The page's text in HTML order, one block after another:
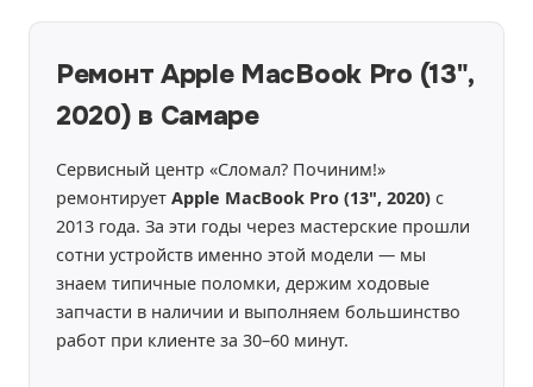
Ремонт Apple MacBook Pro (13",
2020) в Самаре
Сервисный центр «Сломал? Починим!»
ремонтирует Apple MacBook Pro (13", 2020) с
2013 года. За эти годы через мастерские прошли
сотни устройств именно этой модели — мы
знаем типичные поломки, держим ходовые
запчасти в наличии и выполняем большинство
работ при клиенте за 30–60 минут.